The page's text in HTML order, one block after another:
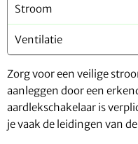
Stroom
Ventilatie
Zorg voor een veilige
aanleggen door een
aardlekschakelaar is
je vaak de leidingen van